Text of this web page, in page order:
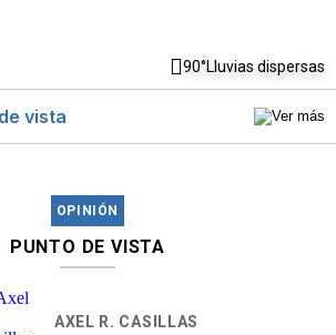
90°Lluvias dispersas
vista
OPINIÓN
PUNTO DE VISTA
AXEL R. CASILLAS